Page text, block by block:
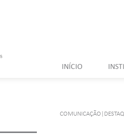
INÍCIO
COMUNICAÇÃO